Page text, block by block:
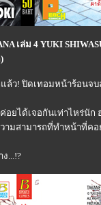
เล่ม 4 YUKI
ล้ว! ปิดเทอมหน้าร้อนจ
อยได้เจอกันเท่าไหร่นั
ามสามารถที่ทำหน้าที่ค
...!?